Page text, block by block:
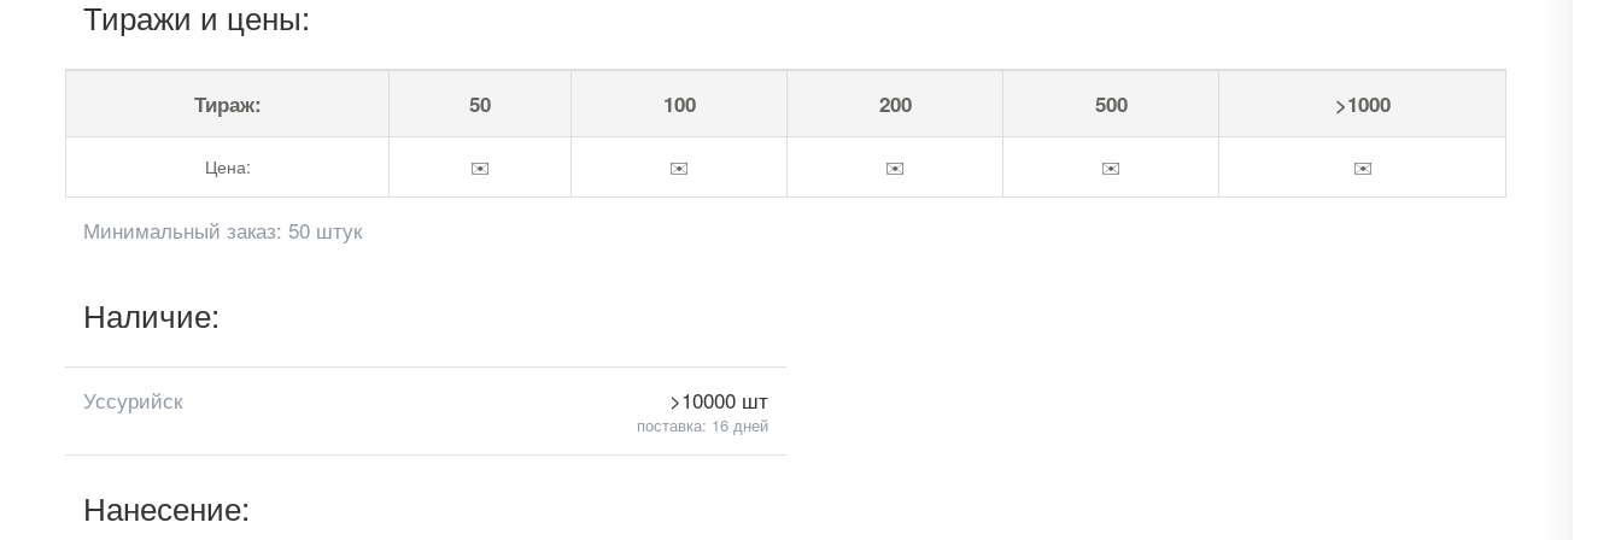
Тиражи и цены:
Тираж: 50 100 200 500 >1000
Цена: ✉️ ✉️ ✉️ ✉️ ✉️
Минимальный заказ: 50 штук
Наличие:
Уссурийск >10000 шт
поставка: 16 дней
Нанесение: